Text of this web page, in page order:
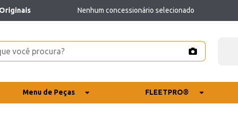
Nenhum concessionário selecionado
Menu de Peças FLEETPRO®